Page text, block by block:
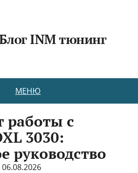
INM тюнинг
МЕНЮ
с
3030:
руководство